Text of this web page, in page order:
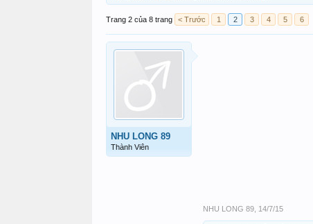
Trang 2 của 8 trang < Trước 1 2 3 4 5 6
NHU LONG 89
Thành Viên
NHU LONG 89 14/7/15